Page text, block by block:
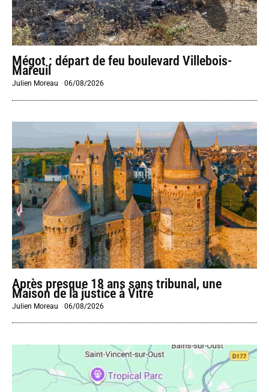
Mégot : départ de feu boulevard Villebois-
Mareuil
Julien Moreau -06/08/2026
Après presque 18 ans sans tribunal, une
Maison de la justice à Vitré
Julien Moreau -06/08/2026